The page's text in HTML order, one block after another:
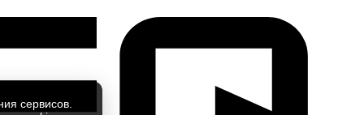
сервисов.